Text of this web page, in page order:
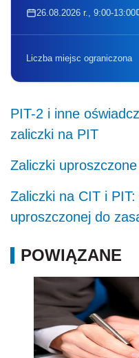
26.08.2026 r., 9:00-13:00
Liczba miejsc ograniczona
PIT-2 i inne
zaliczki na PIT
Zaliczki
Zaliczki na CIT i
uproszczonej do
POWIĄZANE